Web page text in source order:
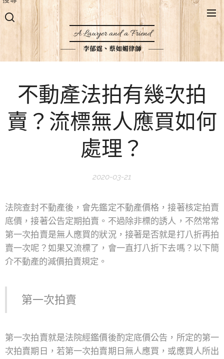
A Lawyer and a Friend
李郁霆、蔡如媚律師
不動產法拍有幾次拍
賣？流標無人應買如何
處理？
2020-03-21
法院查封不動產後，會先鑑定不動產價格，接著核定拍賣
底價，接著公告定期拍賣。不過除非標的誘人，不然常常
第一次拍賣是無人應買的狀況，接著是否就是打八折再拍
賣一次呢？如果又流標了，會一直打八折下去嗎？以下簡
介不動產的減價拍賣規定。
第一次拍賣
第一次拍賣就是法院經鑑價後酌定底價公告，所定的第一
次拍賣期日，若第一次拍賣期日無人應買，或應買人所出